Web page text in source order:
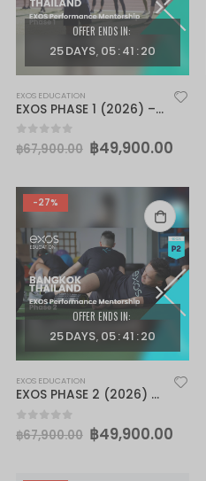
OFFER ENDS IN:
25 DAYS 05 : 41 : 18
EXOS EDUCATION
EXOS PHASE 1 (2026) – Bangkok Thailand (Dec 4-7)
0 out of 5
฿67,900.00 ฿49,900.00
-27%
OFFER ENDS IN:
25 DAYS 05 : 41 : 18
EXOS EDUCATION
EXOS PHASE 2 (2026) – Bangkok Thailand (Dec 9-12)
0 out of 5
฿67,900.00 ฿49,900.00